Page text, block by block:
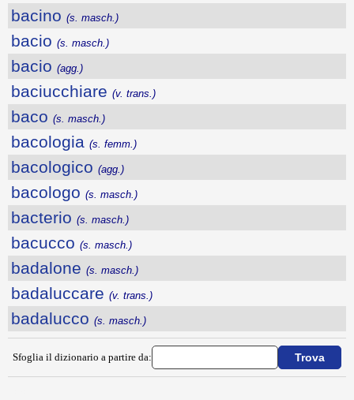
bacino (s. masch.)
bacio (s. masch.)
bacio (agg.)
baciucchiare (v. trans.)
baco (s. masch.)
bacologia (s. femm.)
bacologico (agg.)
bacologo (s. masch.)
bacterio (s. masch.)
bacucco (s. masch.)
badalone (s. masch.)
badaluccare (v. trans.)
badalucco (s. masch.)
Sfoglia il dizionario a partire da: